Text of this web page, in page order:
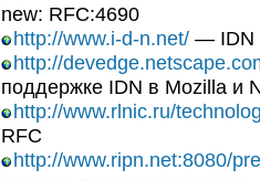
new: RFC:4690
http://www.i-d-n.net/ — IDN
http://
поддержке IDN в Mozilla и
http://www.rlnic.ru/
RFC
http://www.ripn.net:8080/